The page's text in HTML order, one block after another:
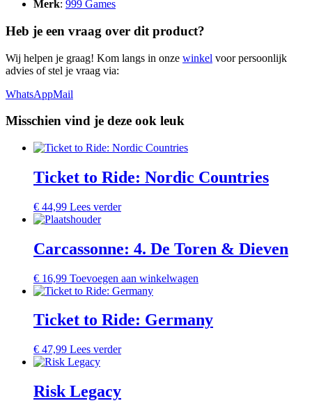
Merk: 999 Games
Heb je een vraag over dit product?
Wij helpen je graag! Kom langs in onze winkel voor persoonlijk
advies of stel je vraag via:
WhatsAppMail
Misschien vind je deze ook leuk
Ticket to Ride: Nordic Countries
€ 44,99 Lees verder
Carcassonne: 4. De Toren & Dieven
€ 16,99 Toevoegen aan winkelwagen
Ticket to Ride: Germany
€ 47,99 Lees verder
Risk Legacy